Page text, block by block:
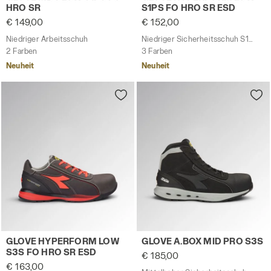
HRO SR
€ 149,00
Niedriger Arbeitsschuh
2 Farben
Neuheit
S1PS FO HRO SR ESD
€ 152,00
3 Farben
Neuheit
Niedriger Sicherheitsschuh S3S GLOVE HYPERFORM
GLOVE HYPERFORM LOW
S3S FO HRO SR ESD
€ 163,00
Mittelhoher
GLOVE A.BOX MID PRO S3S
€ 185,00